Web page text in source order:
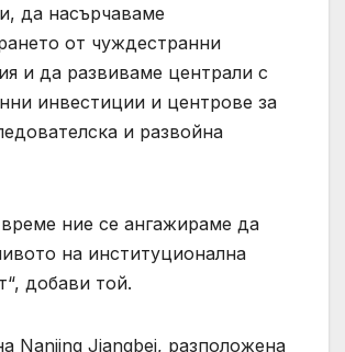
да насърчаваме
от чуждестранни
и да развиваме централи с
инвестиции и центрове за
и развойна
ние се ангажираме да
на институционална
добави той.
Nanjing Jiangbei, разположена